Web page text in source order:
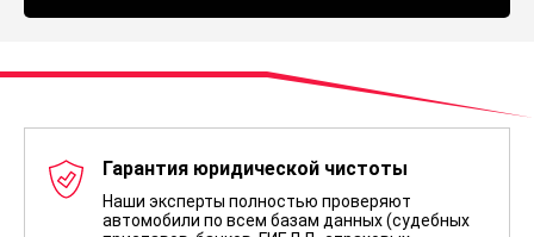
Гарантия юридической чистоты
Наши эксперты полностью проверяют
автомобили по всем базам данных (судебных